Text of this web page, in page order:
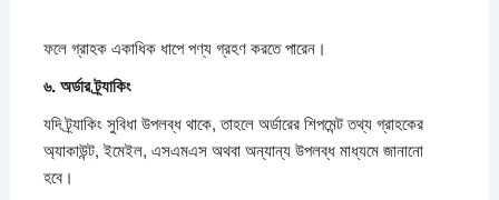
ফলে গ্রাহক একাধিক ধাপে পণ্য গ্রহণ করতে পারেন।
৬.অর্ডারট্র্যাকিং
যদি ট্র্যাকিং সুবিধা উপলব্ধ থাকে, তাহলে অর্ডারের শিপমেন্ট তথ্য গ্রাহকের
অ্যাকাউন্ট, ইমেইল, এসএমএস অথবা অন্যান্য উপলব্ধ মাধ্যমে জানানো
হবে।